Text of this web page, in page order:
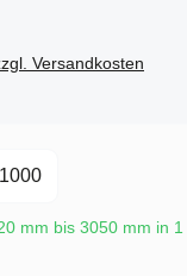
Versandkosten
mm bis 3050 mm in 1